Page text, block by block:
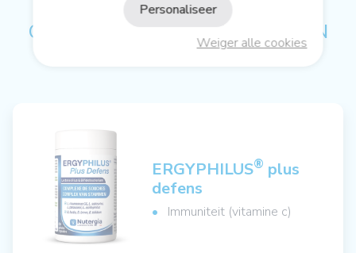
ONS ADVIES OP HET GEBIED VAN
ACTIEVE CELLULAIRE VOEDING
ERGYPHILUS® plus
defens
Immuniteit (vitamine c)
Weiger alle cookies
Personaliseer